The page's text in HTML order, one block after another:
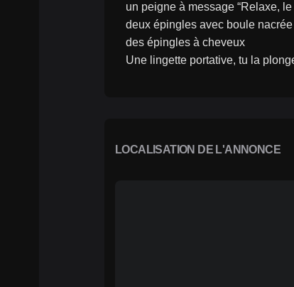
un peigne à message “Relaxe,
deux épingles avec boule
des épingles à cheveux
Une lingette portative, tu la
LOCALISATION DE L'ANNONCE